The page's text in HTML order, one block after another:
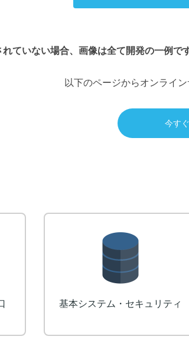
ていない場合、画像は全て開発の一例で
以下のページからオンライ
今す
ステム ロゴ制作